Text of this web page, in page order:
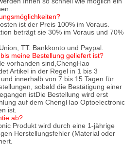
ist der Preis 100% im Voraus.
beträgt sie 30% im Voraus und 70%
TT. Bankkonto und Paypal.
meine Bestellung geliefert ist?
vorhanden sind,ChengHao
Artikel in der Regel in 1 bis 3
innerhalb von 7 bis 15 Tagen für
sobald die Bestätigung einer
istDie Bestellung wird erst
auf dem ChengHao Optoelectronic
ist.
ab?
Produkt wird durch eine 1-jährige
Herstellungsfehler (Material oder